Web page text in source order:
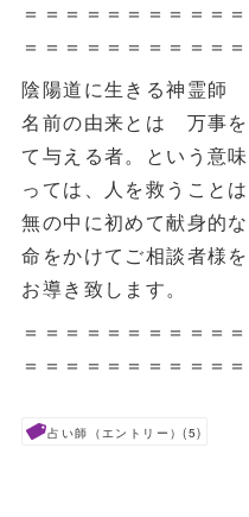
＝＝＝＝＝＝＝＝＝＝
＝＝＝＝＝＝＝＝＝＝
陰陽道に生きる神霊師
名前の由来とは 万事を
て与える者。という意
っては、人を救うこと
無の中に初めて献身的
命をかけてご相談者様
お導き致します。
＝＝＝＝＝＝＝＝＝＝
＝＝＝＝＝＝＝＝＝＝
占い師（エントリー）(5)